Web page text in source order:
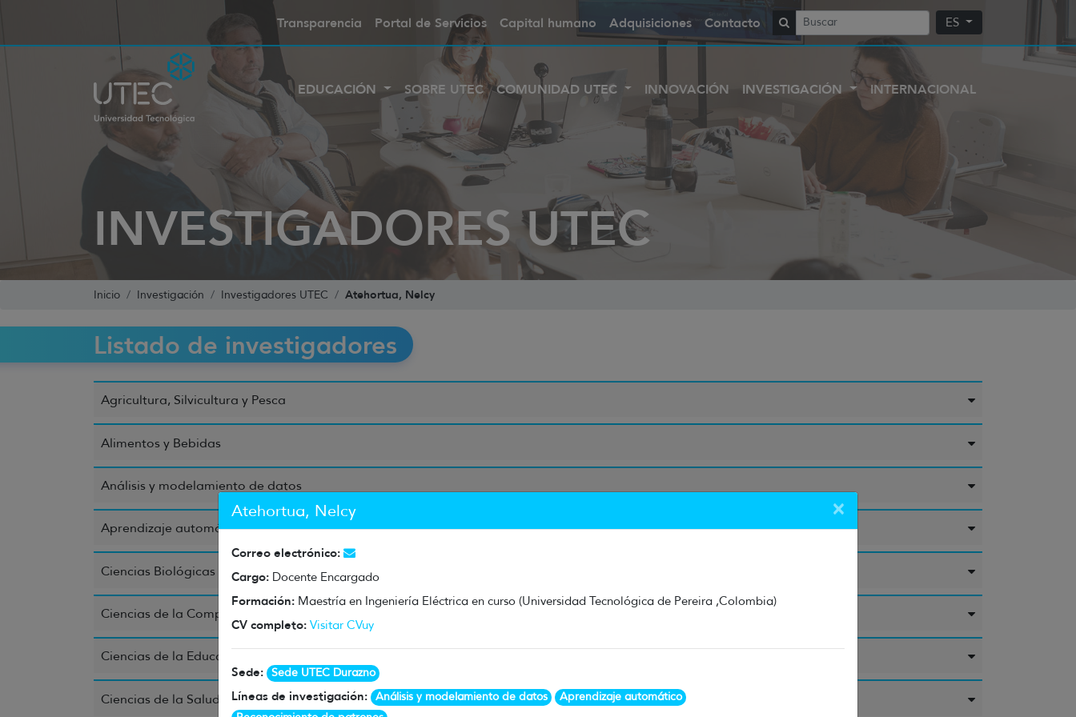
Transparencia Portal de Servicios Capital humano Adquisiciones Contacto ES
EDUCACIÓN SOBRE UTEC COMUNIDAD UTEC INNOVACIÓN INVESTIGACIÓN INTERNACIONAL
INVESTIGADORES UTEC
Inicio Investigación Investigadores UTEC Atehortua, Nelcy
Listado de investigadores
Agricultura, Silvicultura y Pesca
Alimentos y Bebidas
Análisis y modelamiento de datos
Aprendizaje automático
Ciencias Biológicas
Ciencias de la Computación e Información
Ciencias de la Educación
Ciencias de la Salud
Atehortua, Nelcy ×
Correo electrónico:
Cargo: Docente Encargado
Formación: Maestría en Ingeniería Eléctrica en curso (Universidad Tecnológica de Pereira ,Colombia)
CV completo: Visitar CVuy
Sede: Sede UTEC Durazno
Líneas de investigación: Análisis y modelamiento de datos
Aprendizaje automático